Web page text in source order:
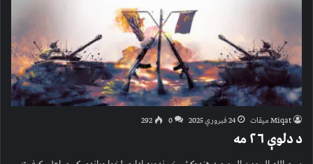
Miqat میقات 24 فبروري 2025 0
292
د دلوې ۲۶ مه